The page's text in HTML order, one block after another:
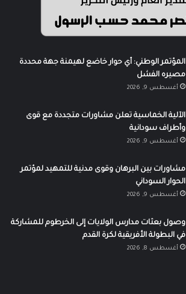
المؤتمر الوطني: أي حوار خاضع لهيمنة جهة محددة
مصيره الفشل
أغسطس 9, 2026
الآلية الخماسية تعلن مشاورات متجددة مع قوى
وأطراف سودانية
أغسطس 9, 2026
مشاورات بين البرهان وقوى مدنية للتمهيد لمؤتمر
الحوار السوداني
أغسطس 9, 2026
وصول بعثات مدارس الولايات إلى الخرطوم للمشاركة
في البطولة الأفريقية لكرة القدم
أغسطس 8, 2026